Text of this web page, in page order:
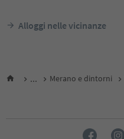
Alloggi nelle vicinanze
... Merano e dintorni